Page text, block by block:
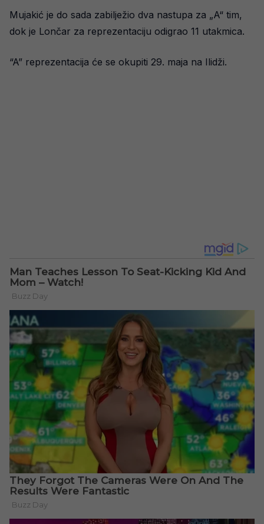
Mujakić je do sada zabilježio dva nastupa za „A“ tim,
dok je Lončar za reprezentaciju odigrao 11 utakmica.
“A” reprezentacija će se okupiti 29. maja na Ilidži.